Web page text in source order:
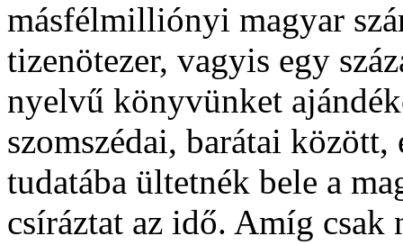
másfélmilliónyi magyar
tizenötezer, vagyis egy
nyelvű könyvünket
szomszédai, barátai
tudatába ültetnék bele a
csíráztat az idő. Amíg csak